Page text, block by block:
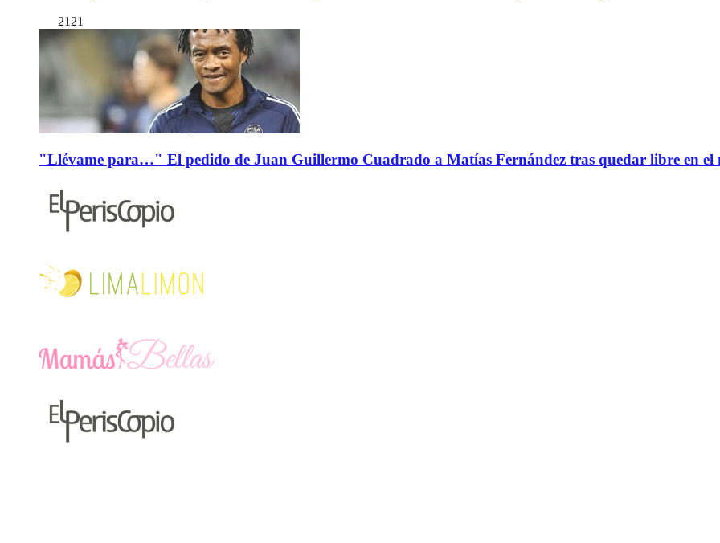
2121
"Llévame para…" El pedido de Juan Guillermo Cuadrado a Matías Fernández tras quedar libre en el